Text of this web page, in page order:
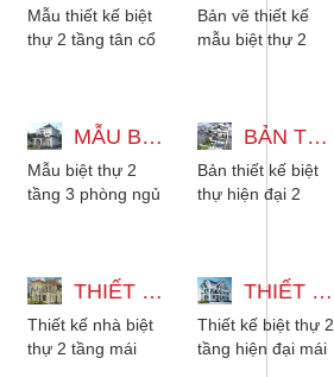
Mẫu thiết kế biệt
thự 2 tầng tân cổ
Bản vẽ thiết kế
mẫu biệt thự 2
hợp...
MẪU BIỆT THỰ 2 TẦNG 3 PHÒNG NGỦ KIỂU MÁI NHẬT HIỆN ĐẠI
Mẫu biệt thự 2
tầng 3 phòng ngủ
BẢN THIẾT KẾ BIỆT THỰ HIỆN ĐẠI 2 TẦNG ĐẸP 13X16 CÓ TẦNG THƯỢNG
Bản thiết kế biệt
thự hiện đại 2
thự...
THIẾT KẾ NHÀ BIỆT THỰ 2 TẦNG MÁI NHẬT CHO GIA ĐÌNH 3 ĐẾN 5 NGƯỜI
Thiết kế nhà biệt
thự 2 tầng mái
THIẾT KẾ BIỆT THỰ 2 TẦNG HIỆN ĐẠI MÁI THÁI 9 PHÒNG NGỦ 10X25M
Thiết kế biệt thự 2
tầng hiện đại mái